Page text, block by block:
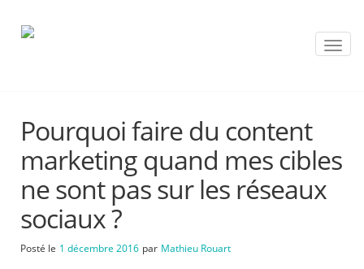
T
a
Pourquoi faire du content
marketing quand mes cibles
ne sont pas sur les réseaux
sociaux ?
Posté le 1 décembre 2016 par Mathieu Rouart